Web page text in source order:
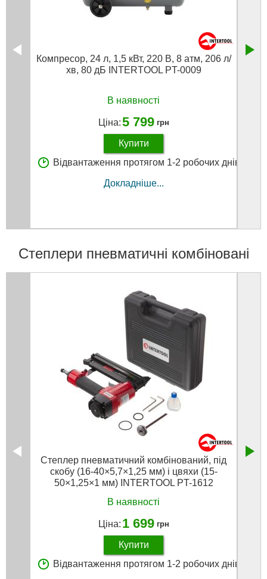
Компресор, 24 л, 1,5 кВт, 220 В, 8 атм, 206 л/
хв, 80 дБ INTERTOOL PT-0009
В наявності
Ціна:5 799 грн
Купити
Відвантаження протягом 1-2 робочих днів
Докладніше...
Степлери пневматичні комбіновані
Степлер пневматичний комбінований, під
скобу (16-40×5,7×1,25 мм) і цвяхи (15-
50×1,25×1 мм) INTERTOOL PT-1612
В наявності
Ціна: 1 699 грн
Купити
Відвантаження протягом 1-2 робочих днів